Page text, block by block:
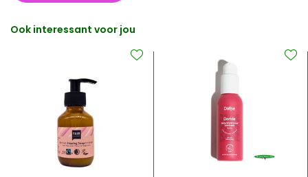
Ook interessant voor jou